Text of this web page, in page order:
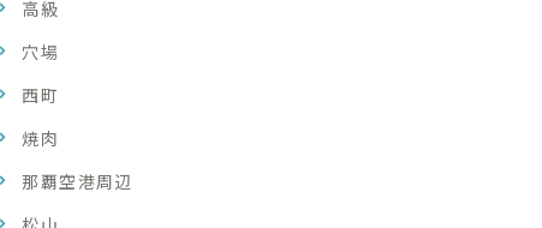
高級
穴場
西町
焼肉
那覇空港周辺